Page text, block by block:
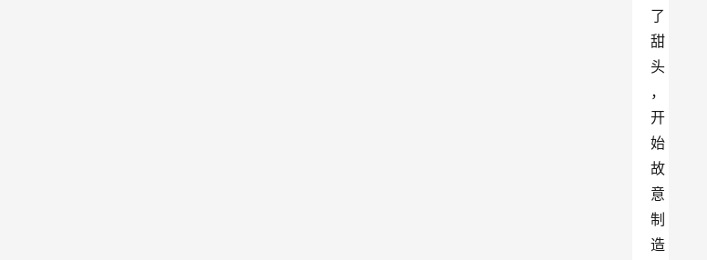
了
甜
头
，
开
始
故
意
制
造